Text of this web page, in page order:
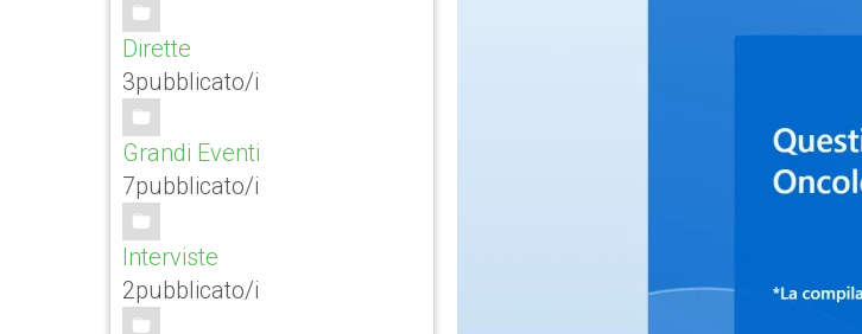
Dirette
3pubblicato/i
Grandi Eventi
7pubblicato/i
Interviste
2pubblicato/i